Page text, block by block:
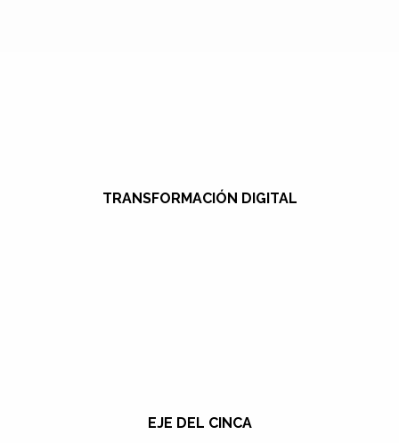
TRANSFORMACIÓN DIGITAL
EJE DEL CINCA